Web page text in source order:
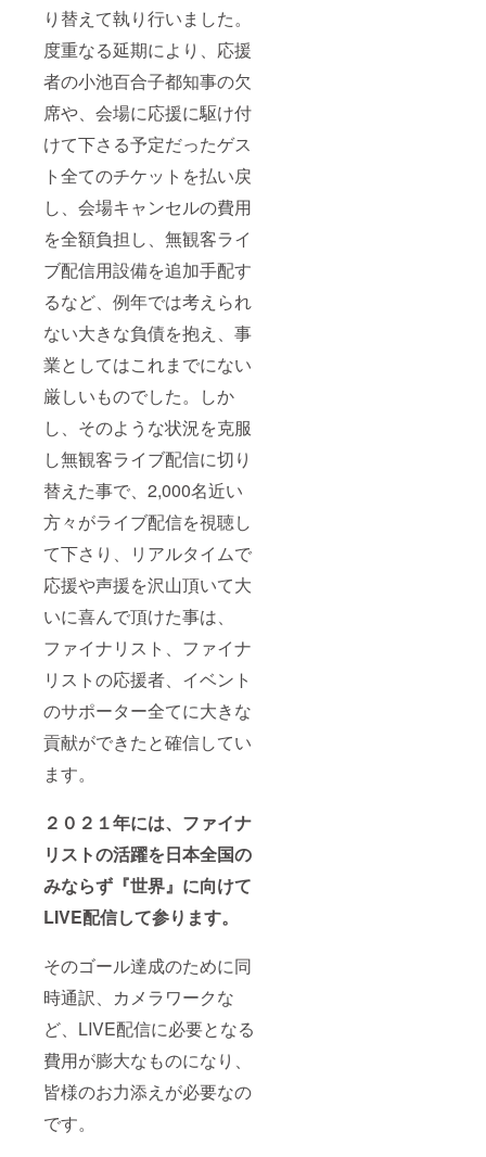
り替えて執り行いました。
度重なる延期により、応援
者の小池百合子都知事の欠
席や、会場に応援に駆け付
けて下さる予定だったゲス
ト全てのチケットを払い戻
し、会場キャンセルの費用
を全額負担し、無観客ライ
ブ配信用設備を追加手配す
るなど、例年では考えられ
ない大きな負債を抱え、事
業としてはこれまでにない
厳しいものでした。しか
し、そのような状況を克服
し無観客ライブ配信に切り
替えた事で、2,000名近い
方々がライブ配信を視聴し
て下さり、リアルタイムで
応援や声援を沢山頂いて大
いに喜んで頂けた事は、
ファイナリスト、ファイナ
リストの応援者、イベント
のサポーター全てに大きな
貢献ができたと確信してい
ます。
２０２１年には、ファイナ
リストの活躍を日本全国の
みならず『世界』に向けて
LIVE配信して参ります。
そのゴール達成のために同
時通訳、カメラワークな
ど、LIVE配信に必要となる
費用が膨大なものになり、
皆様のお力添えが必要なの
です。